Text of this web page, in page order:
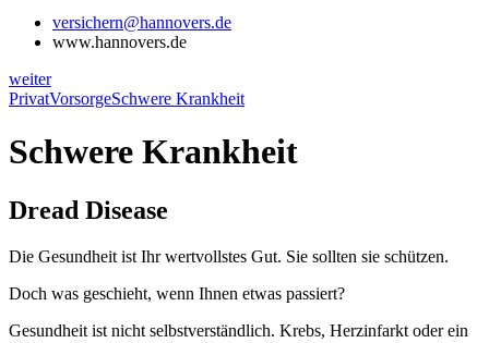
versichern@hannovers.de
www.hannovers.de
weiter
PrivatVorsorgeSchwere Krankheit
Schwere Krankheit
Dread Disease
Die Gesundheit ist Ihr wertvollstes Gut. Sie sollten sie schützen.
Doch was geschieht, wenn Ihnen etwas passiert?
Gesundheit ist nicht selbstverständlich. Krebs, Herzinfarkt oder ein